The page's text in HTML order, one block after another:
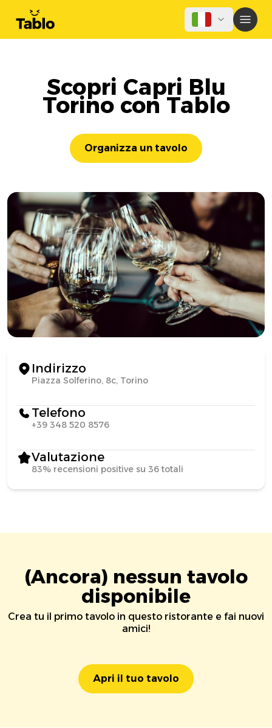
Scopri Capri Blu
Torino con Tablo
Organizza un tavolo
Indirizzo
Piazza Solferino, 8c, Torino
Telefono
+39 348 520 8576
Valutazione
83% recensioni positive su 36 totali
(Ancora) nessun tavolo
disponibile
Crea tu il primo tavolo in questo ristorante e fai nuovi
amici!
Apri il tuo tavolo